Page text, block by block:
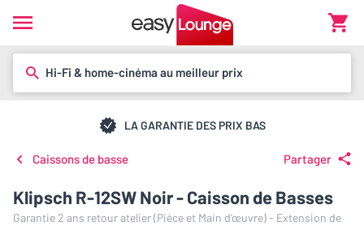
Hi-Fi & home-cinéma au meilleur prix
LA GARANTIE DES PRIX BAS
Caissons de basse Partager
Klipsch R-12SW Noir - Caisson de Basses
Garantie 2 ans retour atelier (Pièce et Main d’œuvre) - Extension de